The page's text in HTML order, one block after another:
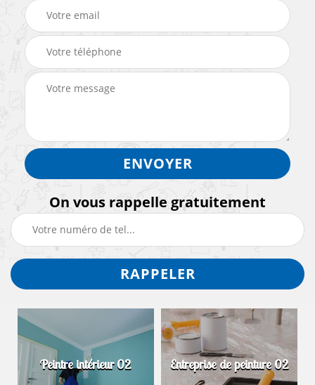
On vous rappelle gratuitement
Peintre intérieur 02 Entreprise de peinture 02